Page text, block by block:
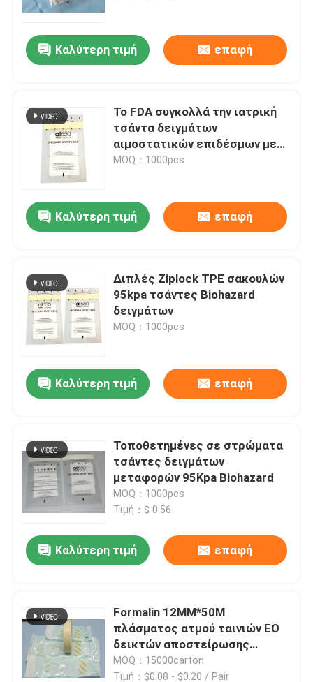
Προϊόντα
Βίντεο
Καλύτερη τιμή επαφή
Το FDA συγκολλά την ιατρική
τσάντα δειγμάτων
αιμοστατικών επιδέσμων με
θερμότητα 95KPA
MOQ：1000pcs
Καλύτερη τιμή επαφή
Διπλές Ziplock TPE σακουλών
95kpa τσάντες Biohazard
δειγμάτων
MOQ：1000pcs
Καλύτερη τιμή επαφή
Τοποθετημένες σε στρώματα
τσάντες δειγμάτων
μεταφορών 95Kpa Biohazard
MOQ：1000pcs
Τιμή：$ 0.56
Καλύτερη τιμή επαφή
Formalin 12MM*50M
πλάσματος ατμού ταινιών EO
δεικτών αποστείρωσης
χυτρών πιέσεως
MOQ：15000carton
Τιμή：$0.08 - $0.20 / Pair